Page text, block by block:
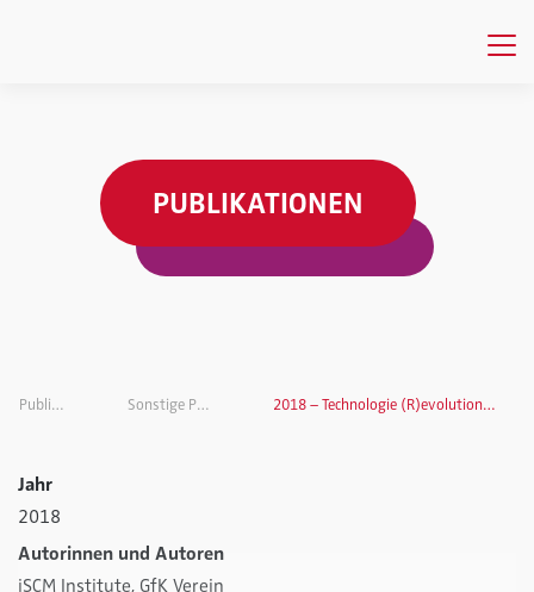
PUBLIKATIONEN
Publikationen Sonstige Publikationen 2018 – Technologie (R)evolution beim Konsumenten!?
Jahr
2018
Autorinnen und Autoren
iSCM Institute, GfK Verein